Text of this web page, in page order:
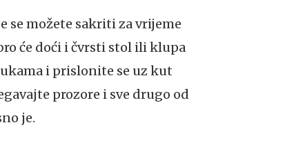
se možete sakriti za vrijeme
će doći i čvrsti stol ili klupa
i prislonite se uz kut
prozore i sve drugo od
je.